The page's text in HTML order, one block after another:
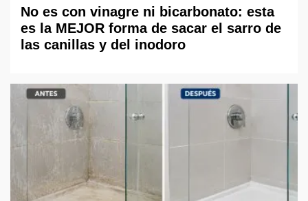
No es con vinagre ni bicarbonato: esta
es la MEJOR forma de sacar el sarro de
las canillas y del inodoro